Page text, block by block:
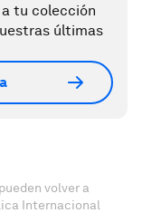
tu colección
últimas
volver a
Internacional